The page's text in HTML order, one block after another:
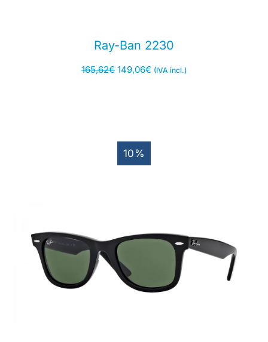
Ray-Ban 2230
165,62€ 149,06€ (IVA incl.)
10%